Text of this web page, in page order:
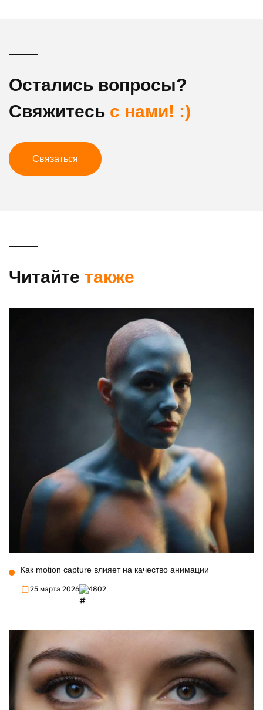
Остались вопросы?
Свяжитесь с нами! :)
Связаться
Читайте также
Как motion capture влияет на качество анимации
25 марта 2026 4802